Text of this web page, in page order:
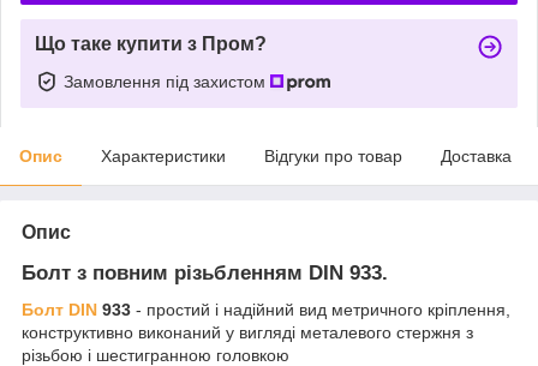
Що таке купити з Пром?
Замовлення під захистом
Опис Характеристики Відгуки про товар Доставка
Опис
Болт з повним різьбленням DIN 933.
Болт DIN 933 - простий і надійний вид метричного кріплення,
конструктивно виконаний у вигляді металевого стержня з
різьбою і шестигранною головкою